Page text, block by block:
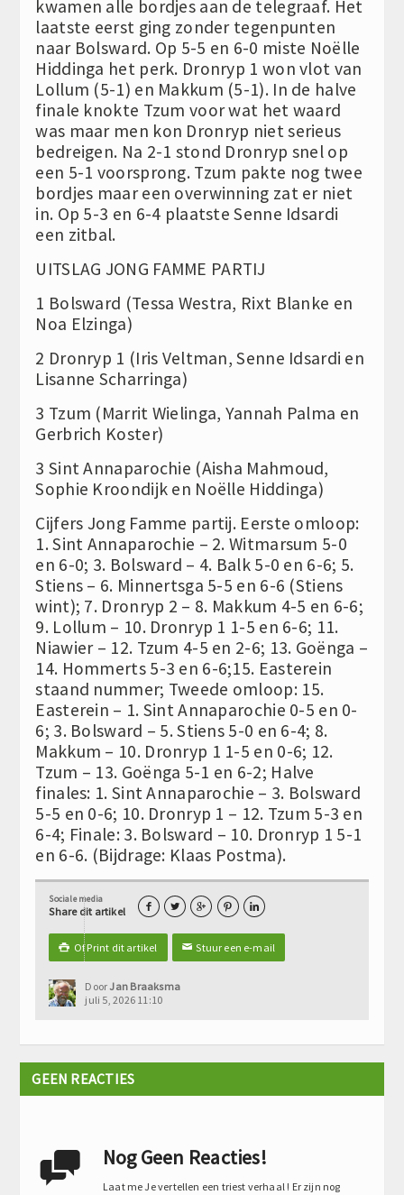
kwamen alle bordjes aan de telegraaf. Het
laatste eerst ging zonder tegenpunten
naar Bolsward. Op 5-5 en 6-0 miste Noëlle
Hiddinga het perk. Dronryp 1 won vlot van
Lollum (5-1) en Makkum (5-1). In de halve
finale knokte Tzum voor wat het waard
was maar men kon Dronryp niet serieus
bedreigen. Na 2-1 stond Dronryp snel op
een 5-1 voorsprong. Tzum pakte nog twee
bordjes maar een overwinning zat er niet
in. Op 5-3 en 6-4 plaatste Senne Idsardi
een zitbal.
UITSLAG JONG FAMME PARTIJ
1 Bolsward (Tessa Westra, Rixt Blanke en
Noa Elzinga)
2 Dronryp 1 (Iris Veltman, Senne Idsardi en
Lisanne Scharringa)
3 Tzum (Marrit Wielinga, Yannah Palma en
Gerbrich Koster)
3 Sint Annaparochie (Aisha Mahmoud,
Sophie Kroondijk en Noëlle Hiddinga)
Cijfers Jong Famme partij. Eerste omloop:
1. Sint Annaparochie – 2. Witmarsum 5-0
en 6-0; 3. Bolsward – 4. Balk 5-0 en 6-6; 5.
Stiens – 6. Minnertsga 5-5 en 6-6 (Stiens
wint); 7. Dronryp 2 – 8. Makkum 4-5 en 6-6;
9. Lollum – 10. Dronryp 1 1-5 en 6-6; 11.
Niawier – 12. Tzum 4-5 en 2-6; 13. Goënga –
14. Hommerts 5-3 en 6-6;15. Easterein
staand nummer; Tweede omloop: 15.
Easterein – 1. Sint Annaparochie 0-5 en 0-
6; 3. Bolsward – 5. Stiens 5-0 en 6-4; 8.
Makkum – 10. Dronryp 1 1-5 en 0-6; 12.
Tzum – 13. Goënga 5-1 en 6-2; Halve
finales: 1. Sint Annaparochie – 3. Bolsward
5-5 en 0-6; 10. Dronryp 1 – 12. Tzum 5-3 en
6-4; Finale: 3. Bolsward – 10. Dronryp 1 5-1
en 6-6. (Bijdrage: Klaas Postma).
Sociale media
Share dit artikel     
 Of Print dit artikel ✉Stuur een e-mail
DoorJan Braaksma
juli 5, 2026 11:10
GEEN REACTIES
 Nog Geen Reacties!
Laat me Je vertellen een triest verhaal ! Er zijn nog